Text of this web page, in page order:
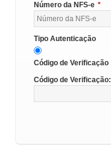
Número da NFS-e *
Tipo Autenticação
Código de Verificação
Código de Verificação: